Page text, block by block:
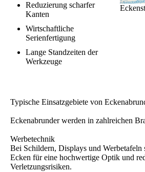
Reduzierung scharfer
Kanten
Wirtschaftliche
Serienfertigung
Lange Standzeiten der
Werkzeuge
Typische Einsatzgebiete von
Eckenabrunder werden in zahlreichen
Werbetechnik
Bei Schildern, Displays und Werbetafeln
Ecken für eine hochwertige Optik und
Verletzungsrisiken.